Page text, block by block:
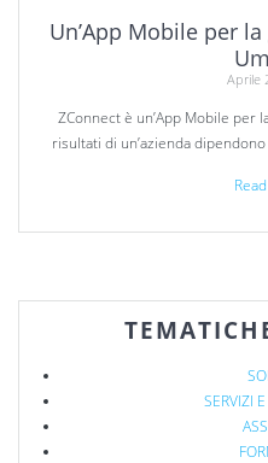
Un’App Mobile per
Aprile
ZConnect è un’App Mobile per
risultati di un’azienda
SERVIZI